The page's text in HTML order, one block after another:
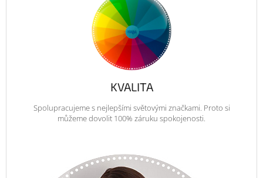
KVALITA
Spolupracujeme s nejlepšími světovými značkami. Proto si
můžeme dovolit 100% záruku spokojenosti.